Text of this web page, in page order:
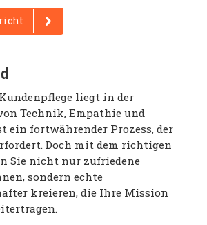
liegt in der
Technik, Empathie und
ein fortwährender Prozess, der
Doch mit dem richtigen
Sie nicht nur zufriedene
sondern echte
kreieren, die Ihre Mission